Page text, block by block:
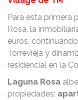
Para esta primera
Rosa, la
euros,
Torrevieja y
residencial en la
Laguna Rosa
propiedades: